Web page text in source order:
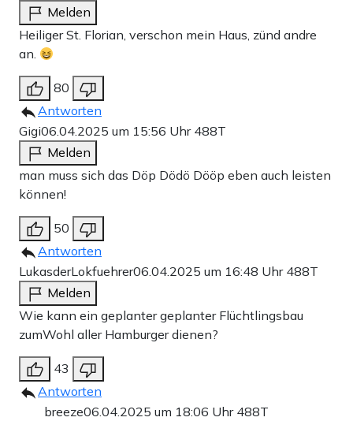
Melden
Heiliger St. Florian, verschon mein Haus, zünd andre
an.
80
Antworten
Gigi06.04.2025 um 15:56 Uhr 488T
Melden
man muss sich das Döp Dödö Dööp eben auch leisten
können!
50
Antworten
LukasderLokfuehrer06.04.2025 um 16:48 Uhr 488T
Melden
Wie kann ein geplanter geplanter Flüchtlingsbau
zumWohl aller Hamburger dienen?
43
Antworten
breeze06.04.2025 um 18:06 Uhr 488T